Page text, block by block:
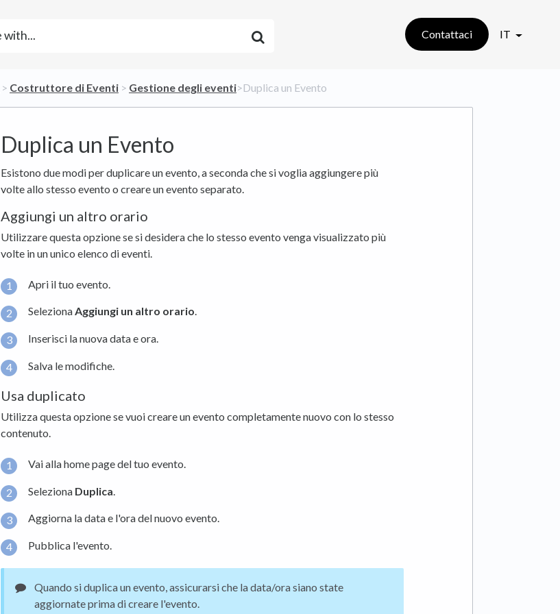
Contattaci IT
​ > ​ ​Costruttore di Eventi ​ > ​ ​Gestione degli eventi​>​ Duplica un Evento
Duplica un Evento
Esistono due modi per duplicare un evento, a seconda che si voglia aggiungere più
volte allo stesso evento o creare un evento separato.
Aggiungi un altro orario
Utilizzare questa opzione se si desidera che lo stesso evento venga visualizzato più
volte in un unico elenco di eventi.
Apri il tuo evento.
SelezionaAggiungi un altro orario.
Inserisci la nuova data e ora.
Salva le modifiche.
Usa duplicato
Utilizza questa opzione se vuoi creare un evento completamente nuovo con lo stesso
contenuto.
Vai alla home page del tuo evento.
Seleziona Duplica
Aggiorna la data e l'ora del nuovo evento.
Pubblica l'evento.
Quando si duplica un evento, assicurarsi che la data/ora siano state
aggiornate prima di creare l'evento.